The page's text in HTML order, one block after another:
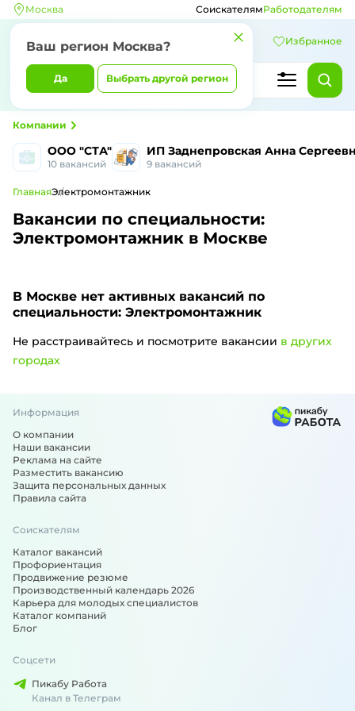
Москва
Ваш регион Москва?
Да Выбрать другой регион
СоискателямРаботодателям
Избранное
ООО "СТА"
10 вакансий
ИП Заднепровская Анна
9 вакансий
Компании
ГлавнаяЭлектромонтажник
Вакансии по специальности:
Электромонтажник в Москве
В Москве нет активных вакансий по
специальности: Электромонтажник
Не расстраивайтесь и посмотрите вакансии в других
городах
Вакансии по специальности: Электромонтажник -
Информация
О компании
Наши вакансии
Реклама на сайте
Разместить вакансию
Защита персональных данных
Правила сайта
Соискателям
Каталог вакансий
Профориентация
Продвижение резюме
Производственный календарь 2026
Карьера для молодых специалистов
Каталог компаний
Блог
Соцсети
Пикабу Работа
Канал в Телеграм